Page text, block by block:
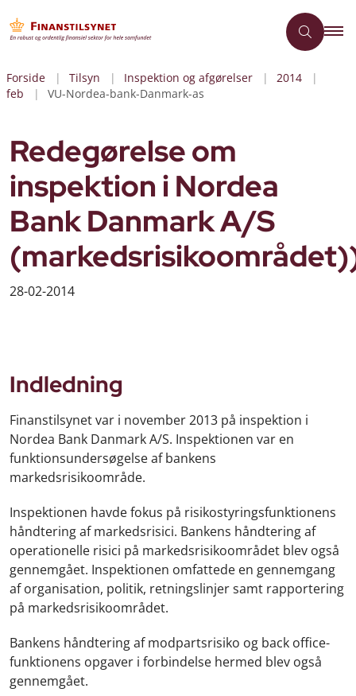
Forside Tilsyn Inspektion og afgørelser
2014
feb
VU-Nordea-bank-Danmark-as
Redegørelse om
inspektion i Nordea
Bank Danmark A/S
28-02-2014
Indledning
Finanstilsynet var i november 2013 på inspektion i
Nordea Bank Danmark A/S. Inspektionen var en
funktionsundersøgelse af bankens
markedsrisikoområde.
Inspektionen havde fokus på risikostyringsfunktionens
håndtering af markedsrisici. Bankens håndtering af
operationelle risici på markedsrisikoområdet blev også
gennemgået. Inspektionen omfattede en gennemgang
af organisation, politik, retningslinjer samt rapportering
på markedsrisikoområdet.
Bankens håndtering af modpartsrisiko og back office-
funktionens opgaver i forbindelse hermed blev også
gennemgået.